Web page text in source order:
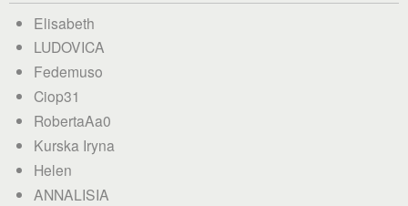
Elisabeth
LUDOVICA
Fedemuso
Ciop31
RobertaAa0
Kurska Iryna
Helen
ANNALISIA